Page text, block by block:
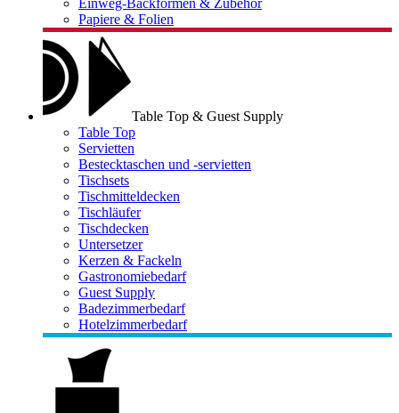
Einweg-Backformen & Zubehör
Papiere & Folien
Table Top & Guest Supply
Table Top
Servietten
Bestecktaschen und -servietten
Tischsets
Tischmitteldecken
Tischläufer
Tischdecken
Untersetzer
Kerzen & Fackeln
Gastronomiebedarf
Guest Supply
Badezimmerbedarf
Hotelzimmerbedarf